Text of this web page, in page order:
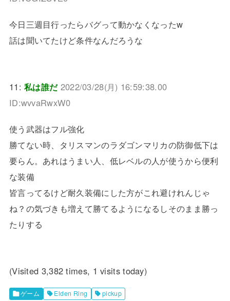
今日三週目行ったらバグって動かなくなったw
話は聞いてたけど条件なんだろうな
11:私は誰だ 2022/03/28(月) 16:59:38.00
ID:wvvaRwxW0
使う武器はフル強化
勝てない時、タリスマンのラダゴンマリカの防御低下は
要らん。あれはうまい人、低レベルの人が使うから便利
な装備
皆言ってるけど耐久装備にした方がこれ避けれんじゃ
ね？の気づきも増えて勝てるようになるしそのまま勝っ
たりする
(Visited 3,382 times, 1 visits today)
ゲーム Elden Ring pickup